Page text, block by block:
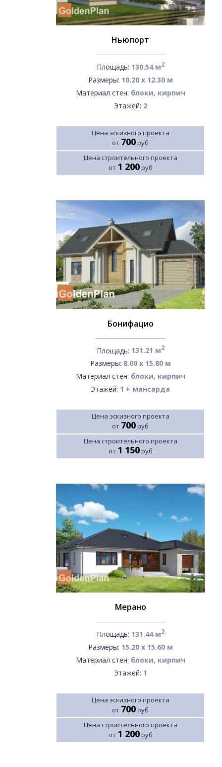
Ньюпорт
Площадь: 130.54 м2
Размеры: 10.20 х 12.30 м
Материал стен: блоки, кирпич
Этажей: 2
Цена эскизного проекта
от 700 руб
Цена строительного проекта
от 1 200руб
Бонифацио
Площадь: 131.21 м2
Размеры: 8.00 х 15.80 м
Материал стен: блоки, кирпич
Этажей: 1 + мансарда
Цена эскизного проекта
от 700 руб
Цена строительного проекта
от 1 150руб
Мерано
Площадь: 131.44 м2
Размеры: 15.20 х 15.60 м
Материал стен: блоки, кирпич
Этажей: 1
Цена эскизного проекта
от 700 руб
Цена строительного проекта
от 1 200руб